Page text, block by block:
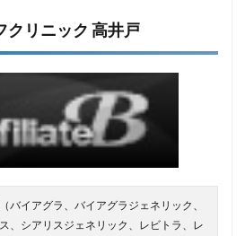
リニック 高井戸
バイアグラ、バイアグラジェネリック、
、シアリスジェネリック、レビトラ、レ